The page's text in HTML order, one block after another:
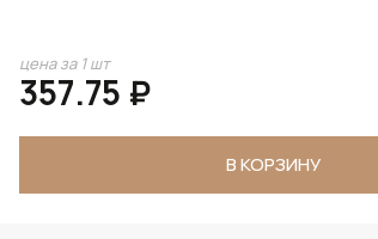
цена за 1 шт
357.75 ₽
В КОРЗИНУ